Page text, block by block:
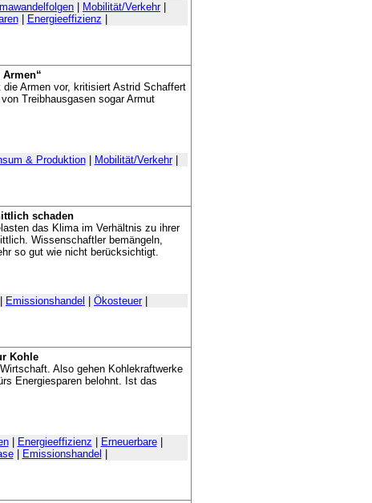
Mobilität/Verkehr|
| Energieeffizienz
Armen vor, kritisiert Astrid Schaffert
Treibhausgasen sogar Armut
& Produktion| Mobilität/Verkehr|
schaden
das Klima im Verhältnis zu ihrer
Wissenschaftler bemängeln,
so gut wie nicht berücksichtigt.
Emissionshandel Ökosteuer|
Kohle
Also gehen Kohlekraftwerke
Energiesparen belohnt. Ist das
| Energieeffizienz Erneuerbare|
| Emissionshandel